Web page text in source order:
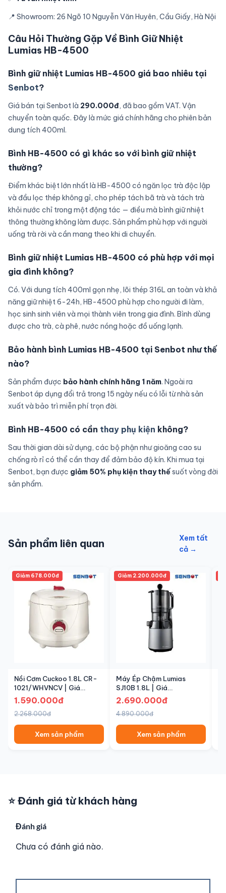
📍 Showroom: 26 Ngõ 10 Nguyễn Văn Huyên, Cầu Giấy, Hà Nội
Câu Hỏi Thường Gặp Về Bình Giữ Nhiệt
Lumias HB-4500
Bình giữ nhiệt Lumias HB-4500 giá bao nhiêu tại
Senbot?
Giá bán tại Senbot là 290.000đ, đã bao gồm VAT. Vận
chuyển toàn quốc. Đây là mức giá chính hãng cho phiên bản
dung tích 400ml.
Bình HB-4500 có gì khác so với bình giữ nhiệt
thường?
Điểm khác biệt lớn nhất là HB-4500 có ngăn lọc trà độc lập
và đầu lọc thép không gỉ, cho phép tách bã trà và tách trà
khỏi nước chỉ trong một động tác — điều mà bình giữ nhiệt
thông thường không làm được. Sản phẩm phù hợp với người
uống trà rời và cần mang theo khi di chuyển.
Bình giữ nhiệt Lumias HB-4500 có phù hợp với mọi
gia đình không?
Có. Với dung tích 400ml gọn nhẹ, lõi thép 316L an toàn và khả
năng giữ nhiệt 6-24h, HB-4500 phù hợp cho người đi làm,
học sinh sinh viên và mọi thành viên trong gia đình. Bình dùng
được cho trà, cà phê, nước nóng hoặc đồ uống lạnh.
Bảo hành bình Lumias HB-4500 tại Senbot như thế
nào?
Sản phẩm được bảo hành chính hãng 1 năm. Ngoài ra
Senbot áp dụng đổi trả trong 15 ngày nếu có lỗi từ nhà sản
xuất và bảo trì miễn phí trọn đời.
Bình HB-4500 có cần thay phụ kiện không?
Sau thời gian dài sử dụng, các bộ phận như gioăng cao su
chống rò rỉ có thể cần thay để đảm bảo độ kín. Khi mua tại
Senbot, bạn được giảm 50% phụ kiện thay thếsuốt vòng đời
sản phẩm.
Sản phẩm liên quan
Xem tất
cả →
Giảm 678.000đ
Nồi Cơm Cuckoo 1.8L CR-
1021/WHVNCV | Giá
1.590.000đ – Senbot
1.590.000đ
2.268.000đ
Xem sản phẩm
Giảm 2.200.000đ
Máy Ép Chậm Lumias
SJ10B 1.8L | Giá
2.690.000đ – Chính Hãng
| Senbot
2.690.000đ
4.890.000đ
Xem sản phẩm
⭐ Đánh giá từ khách hàng
Đánh giá
Chưa có đánh giá nào.